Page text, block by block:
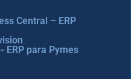
Central – ERP
ERP para Pymes